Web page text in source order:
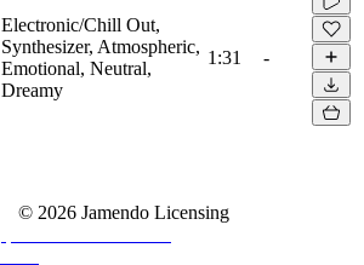
Electronic/Chill Out,
Synthesizer, Atmospheric,
Emotional, Neutral,
Dreamy
1:31 -
© 2026 Jamendo Licensing